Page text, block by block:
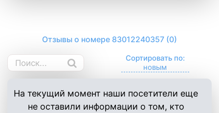
Отзывы о номере 83012240357 (0)
Сортировать по:
На текущий момент наши посетители еще
не оставили информации о том, кто